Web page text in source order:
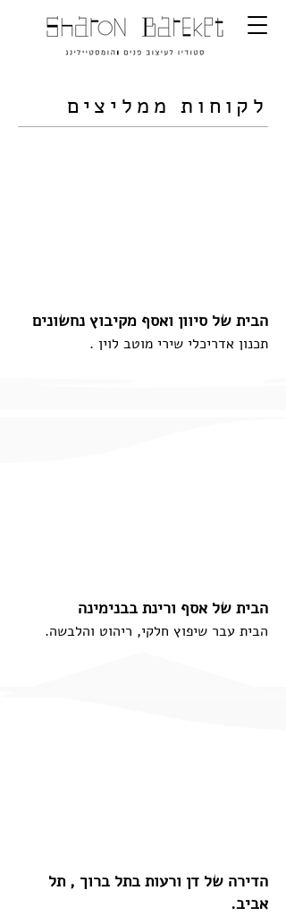
לקוחות ממליצים
הבית של סיוון ואסף מקיבוץ נחשונים
תכנון אדריכלי שירי מוטב לוין .
הדירה של דן ורעות בתל ברוך , תל
אביב.
הבית של אסף ורינת בבנימינה
הבית עבר שיפוץ חלקי, ריהוט והלבשה.